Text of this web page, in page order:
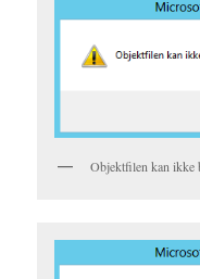
Objektfilen kan ikke